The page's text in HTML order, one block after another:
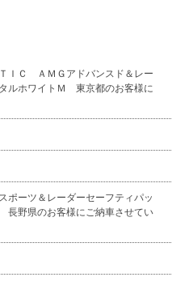
ＩＣ ＡＭＧアドバンスド＆レー
ルホワイトＭ 東京都のお客様に
ーツ＆レーダーセーフティパッ
野県のお客様にご納車させてい